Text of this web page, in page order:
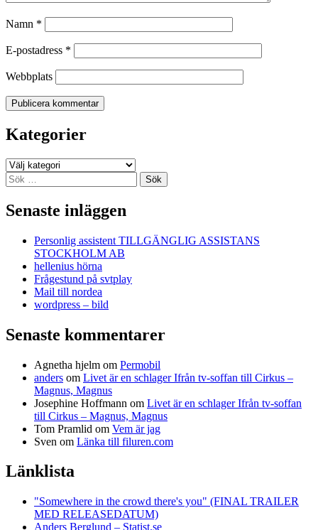
Namn *
E-postadress *
Webbplats
Kategorier
Kategorier
Sök
efter:
Senaste inläggen
Personlig assistent TILLGÄNGLIG ASSISTANS
STOCKHOLM AB
hellenius hörna
Frågestund på svtplay
Mail till nordea
wordpress – bild
Senaste kommentarer
Agnetha hjelm om Permobil
anders om Livet är en schlager Ifrån tv-soffan till Cirkus –
Magnus, Magnus
Josephine Hoffmann om Livet är en schlager Ifrån tv-soffan
till Cirkus – Magnus, Magnus
Tom Pramlid om Vem är jag
Sven om Länka till filuren.com
Länklista
"Somewhere in the crowd there's you" (FINAL TRAILER
MED RELEASEDATUM)
Anders Berglund – Statist.se